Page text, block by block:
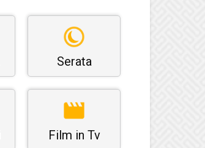
Serata
Film in Tv